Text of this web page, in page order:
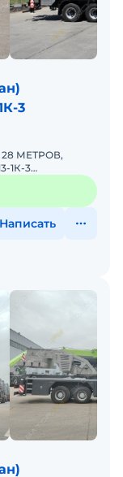
3
МЕТРОВ,
1К-3
Автокран
Написать